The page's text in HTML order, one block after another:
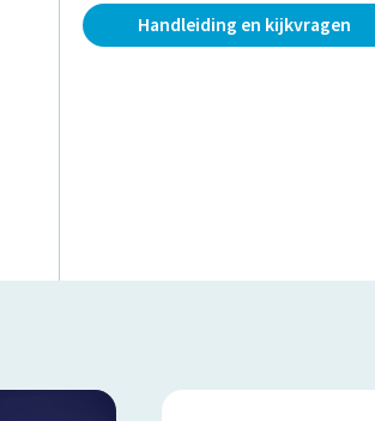
Handleiding en kijkvragen